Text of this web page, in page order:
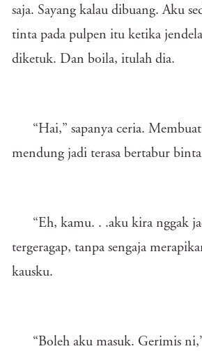
saja. Sayang kalau dibuang. Aku
tinta pada pulpen itu ketika
diketuk. Dan boila, itulah dia.
“Hai,” sapanya ceria.
mendung jadi terasa bertabur
“Eh, kamu. . .aku kira nggak
tergeragap, tanpa sengaja
kausku.
“Boleh aku masuk. Gerimis